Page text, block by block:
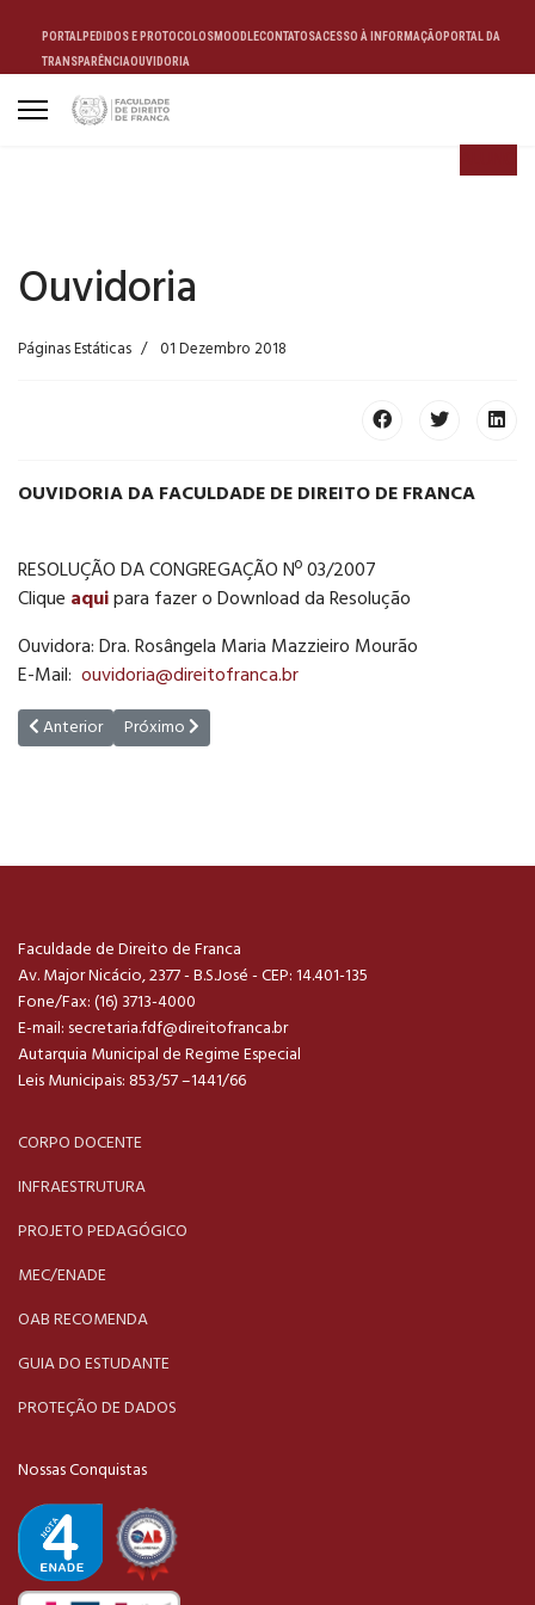
PORTALPEDIDOS E PROTOCOLOSMOODLECONTATOSACESSO À INFORMAÇÃO PORTAL DA
TRANSPARÊNCIAOUVIDORIA
Ouvidoria
Páginas Estáticas 01 Dezembro 2018
OUVIDORIA DA FACULDADE DE DIREITO DE FRANCA
RESOLUÇÃO DA CONGREGAÇÃO Nº 03/2007
Clique aquipara fazer o Download da Resolução
Ouvidora: Dra. Rosângela Maria Mazzieiro Mourão
E-Mail: ouvidoria@direitofranca.br
Artigo anterior: Guias para Trabalhos Acadêmicos
Anterior Próximo artigo: E-SIC - Perguntas frequentes
Próximo
Faculdade de Direito de Franca
Av. Major Nicácio, 2377 - B.S.José - CEP: 14.401-135
Fone/Fax: (16) 3713-4000
E-mail: secretaria.fdf@direitofranca.br
Autarquia Municipal de Regime Especial
Leis Municipais: 853/57 –1441/66
CORPO DOCENTE
INFRAESTRUTURA
PROJETO PEDAGÓGICO
MEC/ENADE
OAB RECOMENDA
GUIA DO ESTUDANTE
PROTEÇÃO DE DADOS
Nossas Conquistas